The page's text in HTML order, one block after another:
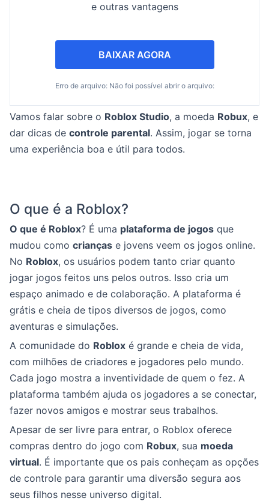
e outras vantagens
BAIXAR AGORA
Erro de arquivo: Não foi possível abrir o arquivo:
Vamos falar sobre o Roblox Studio, a moeda Robux, e
dar dicas de controle parental. Assim, jogar se torna
uma experiência boa e útil para todos.
O que é a Roblox?
O que é Roblox? É uma plataforma de jogos que
mudou como crianças e jovens veem os jogos online.
No Roblox, os usuários podem tanto criar quanto
jogar jogos feitos uns pelos outros. Isso cria um
espaço animado e de colaboração. A plataforma é
grátis e cheia de tipos diversos de jogos, como
aventuras e simulações.
A comunidade do Roblox é grande e cheia de vida,
com milhões de criadores e jogadores pelo mundo.
Cada jogo mostra a inventividade de quem o fez. A
plataforma também ajuda os jogadores a se conectar,
fazer novos amigos e mostrar seus trabalhos.
Apesar de ser livre para entrar, o Roblox oferece
compras dentro do jogo com Robux, sua moeda
virtual. É importante que os pais conheçam as opções
de controle para garantir uma diversão segura aos
seus filhos nesse universo digital.